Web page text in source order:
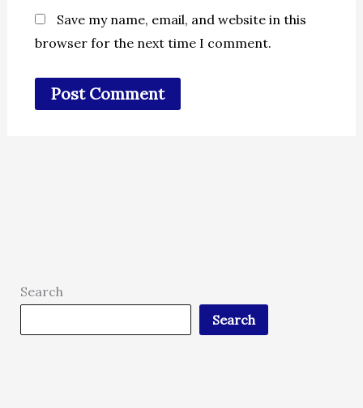
Save my name, email, and website in this
browser for the next time I comment.
Search
Search